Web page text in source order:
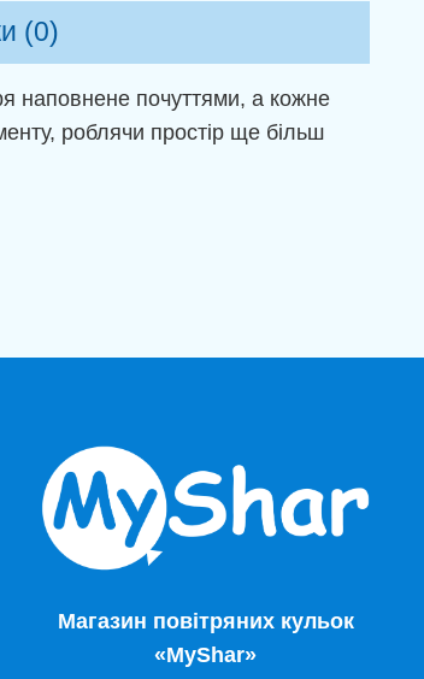
(0)
наповнене почуттями, а кожне
роблячи простір ще більш
Магазин повітряних кульок
«MyShar»